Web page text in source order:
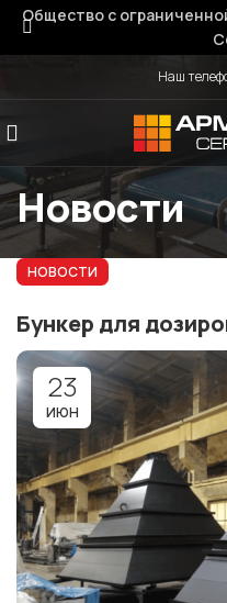
Наш
Новости
НОВОСТИ
Бункер для
23
ИЮН
Общество с